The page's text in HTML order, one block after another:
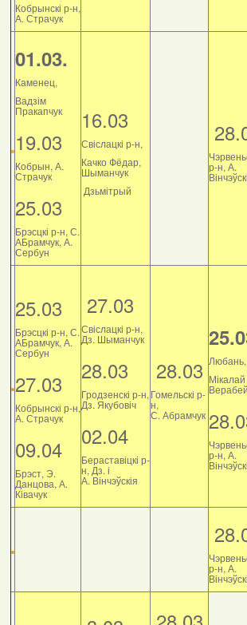
Кобрынскі р-н,
А. Страчук
01.03.
Каменец,
Вадзім
Пракапчук
19.03
Кобрын, А.
Страчук
25.03
Брэсцкі р-н, С.
АБрамчук, А.
Сербун
16.03
Свіслацкі р-н,
Качко Фёдар,
Шыманчук
Дзьмітрый
р-н, А.
Вінчэўскі
25.03
Брэсцкі р-н, С.
АБрамчук, А.
Сербун
27.03
Кобрынскі р-н,
А. Страчук
09.04
Брэст, Э.
Данцова, А.
Ківачук
27.03
Свіслацкі р-н,
Дз. Шыманчук
28.03
Гродзенскі р-н,
Дз. Якубовіч
02.04
Бераставіцкі р-
н, Дз. і
А. Вінчэўскія
28.03
Гомельскі р-
н,
С. Абрамчук
Любань,
Мікалай
Верабей
р-н, А.
Вінчэўскі
р-н, А.
Вінчэўскі